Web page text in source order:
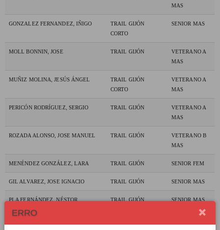
MAS
GONZALEZ FERNANDEZ, IÑIGO
TRAIL GIJÓN
CORTO
SENIOR MAS
MOLL BONNIN, JOSE TRAIL GIJÓN
VETERANO A
MAS
MUÑIZ MOLINA, JESÚS ÁNGEL
TRAIL GIJÓN
CORTO
VETERANO A
MAS
PERICÓN RODRÍGUEZ, SERGIO TRAIL GIJÓN
VETERANO A
MAS
ROZADA ALONSO, JOSE MANUEL TRAIL GIJÓN
VETERANO B
MAS
MENÉNDEZ GONZÁLEZ, LARA TRAIL GIJÓN SENIOR FEM
GIL ALVAREZ, JOSE IGNACIO TRAIL GIJÓN SENIOR MAS
PLA FERNÁNDEZ, NÉSTOR TRAIL GIJÓN SENIOR MAS
DACUÑA LOPEZ, SERGIO
VETERANO A
ERRO